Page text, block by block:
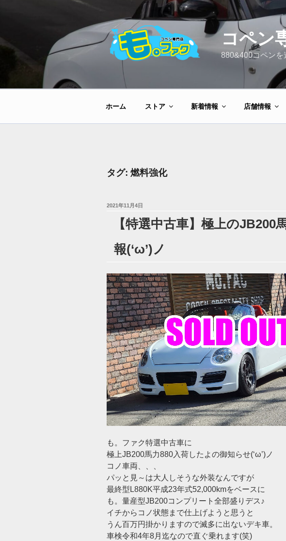
キ
コペン
880&400コペンを
ホーム ストア 新着情報 店舗情報
タグ: 燃料強化
投
2021年11月4日
【特選中古車】極上のJB200
報(‘ω’)ノ
も。ファク特選中古車に
極上JB200馬力880入荷したよの御知らせ(‘ω’)ノ
コノ車両、、、
パッと見～は大人しそうな外装なんですが
最終型L880K平成23年式52,000kmをベースに
も。量産型JB200コンプリート全部盛りデス♪
イチからコノ状態まで仕上げようと思うと
うん百万円掛かりますので滅多に出ないデキ車。
車検令和4年8月迄なので直ぐ乗れます(笑)